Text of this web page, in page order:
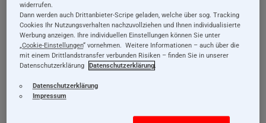
Kleinkind: 18 bis 24 Monate (1-2 Jahre)
Kleinkind: 24 bis 36 Monate (2-3 Jahre)
Kleinkind: Ab 3 Jahre
widerrufen.
Dann werden auch Drittanbieter-Scripe geladen, welche über sog. Tracking
Cookies Ihr Nutzungsverhalten nachzuvollziehen und Ihnen individualisierte
Werbung anzeigen. Ihre individuellen Einstellungen können Sie unter
„Cookie-Einstellungen“ vornehmen. Weitere Informationen – auch über die
mit einem Drittlandstransfer verbunden Risiken – finden Sie in unserer
Datenschutzerklärung Datenschutzerklärung.
Datenschutzerklärung
Impressum